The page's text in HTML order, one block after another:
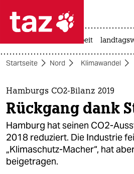
 taz zahl ich
taz zahl ich
themen
politik
öko
gesellschaft
arbeit
Startseite Nord Klimawandel
Hamburgs CO2-Bilanz 2019
Rückgang dank
Hamburg hat seinen CO2-
2018 reduziert. Die Industrie
„Klimaschutz-Macher“, hat
beigetragen.